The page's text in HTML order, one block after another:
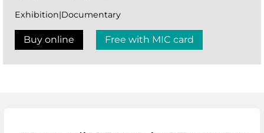
Exhibition|Documentary
Buy online Free with MIC card